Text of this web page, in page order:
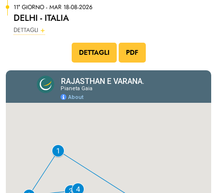
11° GIORNO - MAR 18-08-2026
DELHI - ITALIA
DETTAGLI
DETTAGLI PDF